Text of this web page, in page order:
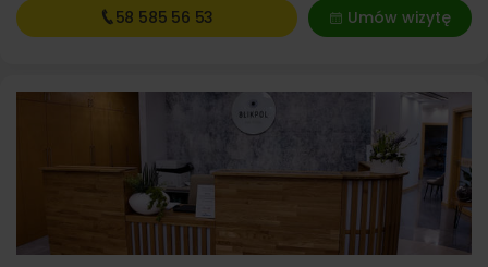
Umów wizytę
58 585 56 53